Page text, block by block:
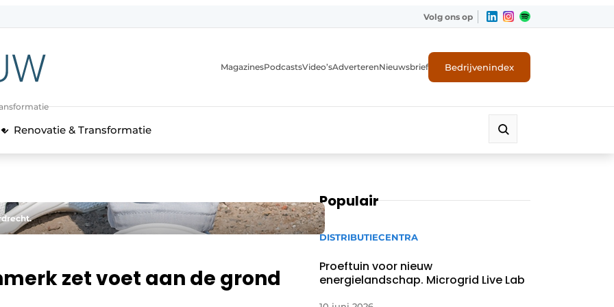
Volg ons op
MagazinesPodcastsVideo’sAdverterenNieuwsbrief Bedrijvenindex
Renovatie & Transformatie
zet voet aan de grond
Populair
DISTRIBUTIECENTRA
Proeftuin voor nieuw
energielandschap. Microgrid Live Lab